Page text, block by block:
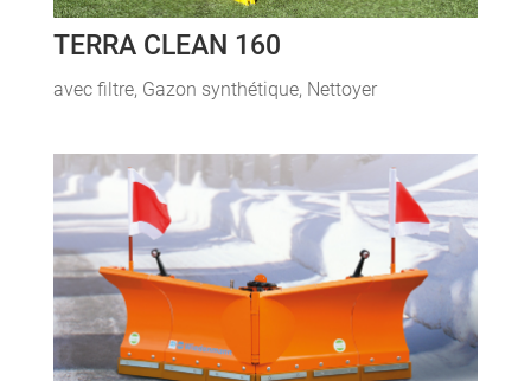
TERRA CLEAN 160
avec filtre, Gazon synthétique, Nettoyer